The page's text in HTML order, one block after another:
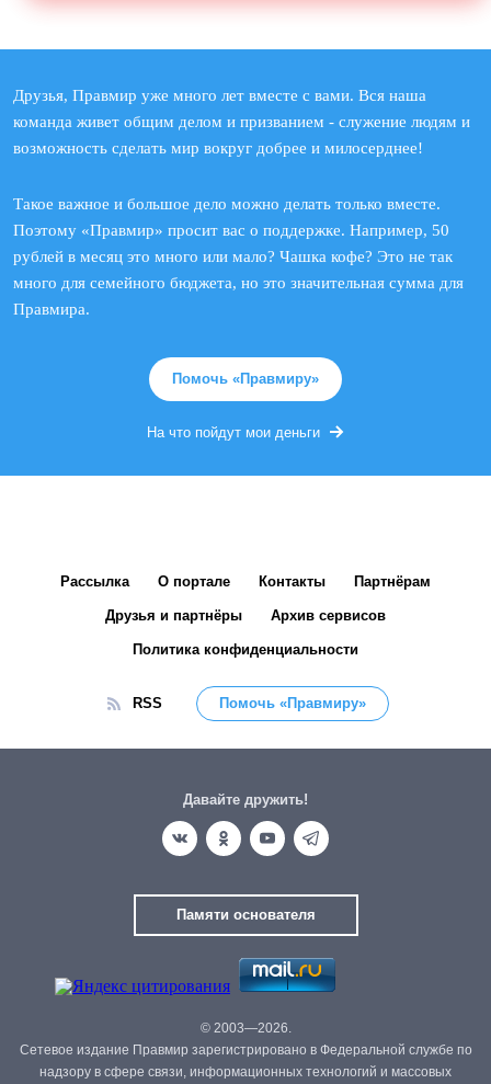
Друзья, Правмир уже много лет вместе с вами. Вся наша
команда живет общим делом и призванием - служение людям и
возможность сделать мир вокруг добрее и милосерднее!
Такое важное и большое дело можно делать только вместе.
Поэтому «Правмир» просит вас о поддержке. Например, 50
рублей в месяц это много или мало? Чашка кофе? Это не так
много для семейного бюджета, но это значительная сумма для
Правмира.
Помочь «Правмиру»
На что пойдут мои деньги
Рассылка О портале Контакты Партнёрам
Друзья и партнёры Архив сервисов
Политика конфиденциальности
RSS Помочь «Правмиру»
Давайте дружить!
Памяти основателя
© 2003—2026.
Сетевое издание Правмир зарегистрировано в Федеральной службе по
надзору в сфере связи, информационных технологий и массовых